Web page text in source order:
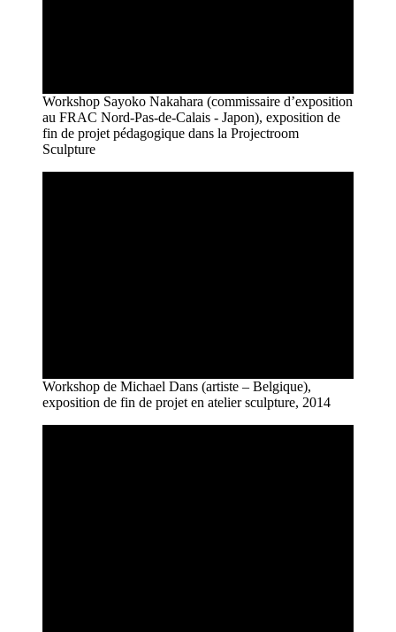
Workshop Sayoko Nakahara (commissaire d’exposition
au FRAC Nord-Pas-de-Calais - Japon), exposition de
fin de projet pédagogique dans la Projectroom
Sculpture
Workshop de Michael Dans (artiste – Belgique),
exposition de fin de projet en atelier sculpture, 2014